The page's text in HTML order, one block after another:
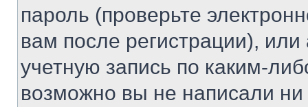
пароль (проверьте
вам после регистрации),
учетную запись по каким-
возможно вы не написали